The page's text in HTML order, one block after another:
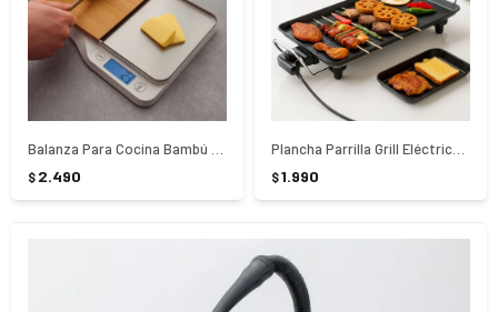
$ 2.490 $1.990